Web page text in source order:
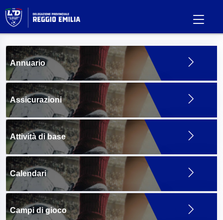
Annuario
Assicurazioni
Attività di base
Calendari
Campi di gioco